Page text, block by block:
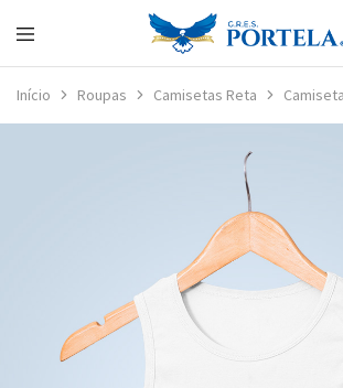
Loja
Portela
Início Roupas Camisetas Reta